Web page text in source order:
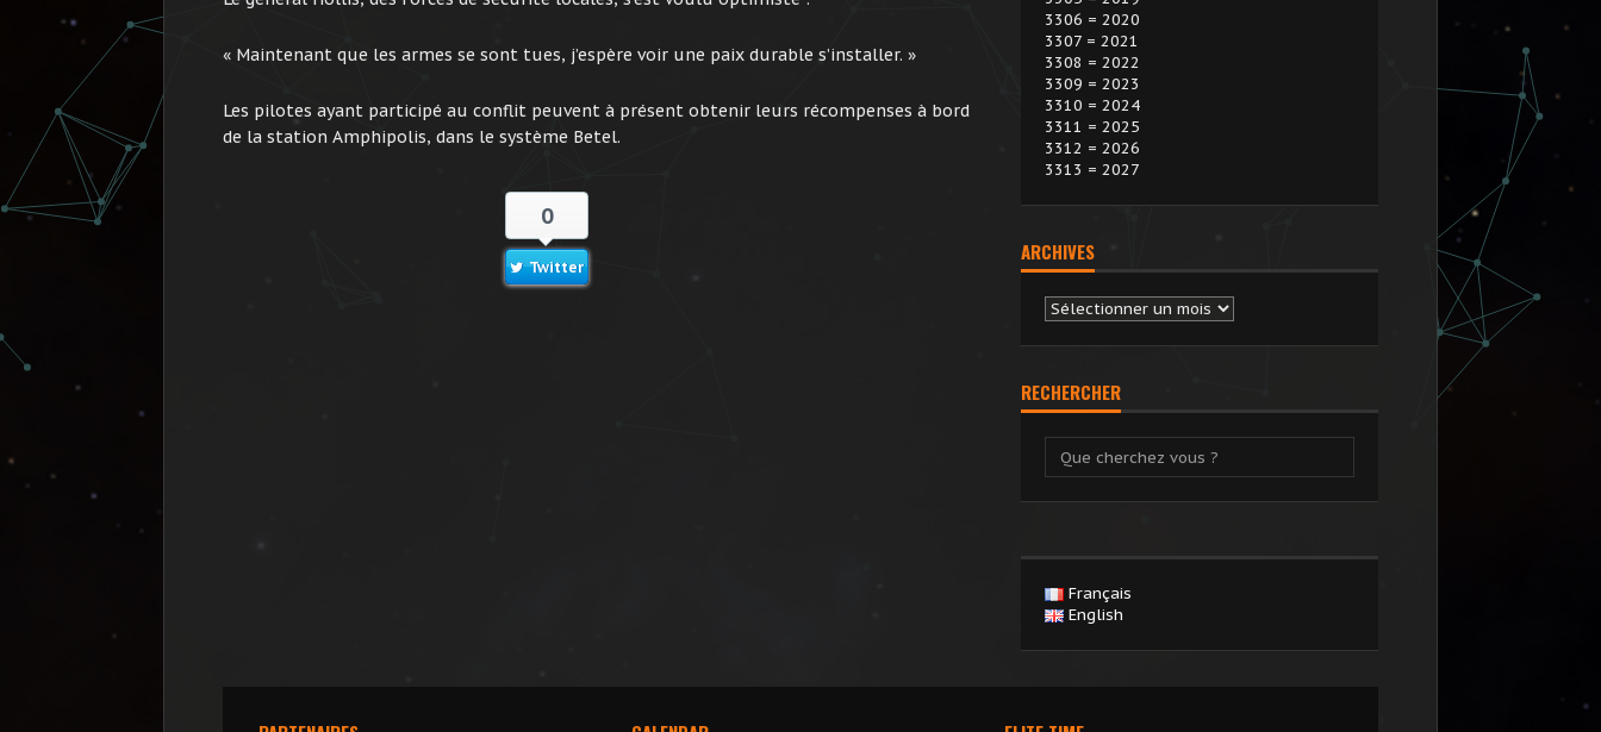
« Maintenant que les armes se sont tues, j’espère voir une paix durable s’installer. »
Les pilotes ayant participé au conflit peuvent à présent obtenir leurs récompenses à bord
de la station Amphipolis, dans le système Betel.
0
Twitter
3306 = 2020
3307 = 2021
3308 = 2022
3309 = 2023
3310 = 2024
3311 = 2025
3312 = 2026
3313 = 2027
ARCHIVES
Archives
RECHERCHER
Français
English